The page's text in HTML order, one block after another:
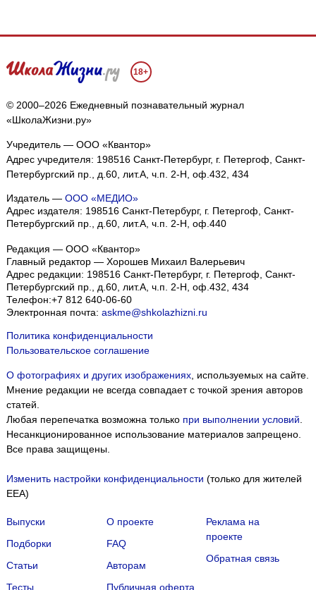
18+
© 2000–2026 Ежедневный познавательный журнал
«ШколаЖизни.ру»
Учредитель — ООО «Квантор»
Адрес учредителя: 198516 Санкт-Петербург, г. Петергоф, Санкт-
Петербургский пр., д.60, лит.А, ч.п. 2-Н, оф.432, 434
Издатель — ООО «МЕДИО»
Адрес издателя: 198516 Санкт-Петербург, г. Петергоф, Санкт-
Петербургский пр., д.60, лит.А, ч.п. 2-Н, оф.440
Редакция — ООО «Квантор»
Главный редактор — Хорошев Михаил Валерьевич
Адрес редакции: 198516 Санкт-Петербург, г. Петергоф, Санкт-
Петербургский пр., д.60, лит.А, ч.п. 2-Н, оф.432, 434
Телефон:+7 812 640-06-60
Электронная почта: askme@shkolazhizni.ru
Политика конфиденциальности
Пользовательское соглашение
О фотографиях и других изображениях, используемых на сайте.
Мнение редакции не всегда совпадает с точкой зрения авторов
статей.
Любая перепечатка возможна только при выполнении условий.
Несанкционированное использование материалов запрещено.
Все права защищены.
Изменить настройки конфиденциальности (только для жителей
EEA)
Выпуски
Подборки
Статьи
Тесты
О проекте
FAQ
Авторам
Публичная оферта
Реклама на
проекте
Обратная связь